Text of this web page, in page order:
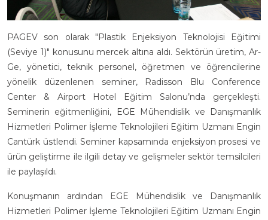
PAGEV son olarak "Plastik Enjeksiyon Teknolojisi Eğitimi
(Seviye 1)" konusunu mercek altına aldı. Sektörün üretim, Ar-
Ge, yönetici, teknik personel, öğretmen ve öğrencilerine
yönelik düzenlenen seminer, Radisson Blu Conference
Center & Airport Hotel Eğitim Salonu’nda gerçekleşti.
Seminerin eğitmenliğini, EGE Mühendislik ve Danışmanlık
Hizmetleri Polimer İşleme Teknolojileri Eğitim Uzmanı Engin
Cantürk üstlendi. Seminer kapsamında enjeksiyon prosesi ve
ürün geliştirme ile ilgili detay ve gelişmeler sektör temsilcileri
ile paylaşıldı.
Konuşmanın ardından EGE Mühendislik ve Danışmanlık
Hizmetleri Polimer İşleme Teknolojileri Eğitim Uzmanı Engin